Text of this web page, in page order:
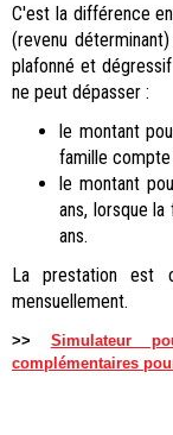
C'est la différence
(revenu
plafonné et
ne peut dépasser :
le montant
famille compte
le montant
ans, lorsque
ans.
La prestation est
mensuellement.
>> Simulateur
complémentaires